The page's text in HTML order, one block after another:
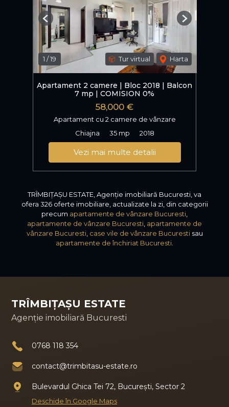
1 /19 Tur virtual Harta
Previous Next
Apartament 2 camere | Bloc 2018 | Balcon
7 mp | COMISION 0%
58,000 €
Apartament cu 2 camere de vânzare
Chiajna
35 mp 2018
Vezi mai multe detalii
TRÎMBIȚAȘU ESTATE, Agenție imobiliară Bucuresti, va
ofera 326 oferte imobiliare, actualizate la zi, din categorii
precum apartamente de vânzare Bucuresti
apartamente de vânzare Bucuresti apartamente de
vânzare Bucuresti, case vile de vânzare Bucurestisau
apartamente de închiriat Bucuresti
TRÎMBIȚAȘU ESTATE
Agenție imobiliară Bucuresti
0768 118 354
contact@trimbitasu-estate.ro
Bulevardul Ghica Tei 72, București, Sector 2
Deschide în Google Maps